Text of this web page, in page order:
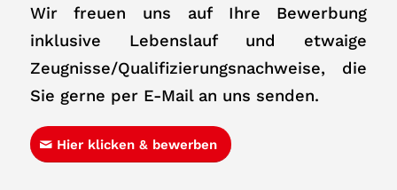
Wir freuen uns auf Ihre Bewerbung
inklusive Lebenslauf und etwaige
Zeugnisse/Qualifizierungsnachweise, die
Sie gerne per E-Mail an uns senden.
Hier klicken & bewerben